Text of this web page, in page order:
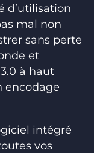
d’utilisation
mal non
sans perte
et
à haut
encodage
intégré
vos